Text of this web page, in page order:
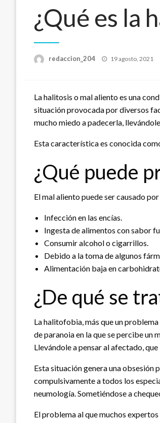
¿Qué es la
redaccion_204
Publicado
19 agosto, 2021
La halitosis o mal aliento es una
situación provocada por diversos
mucho miedo a padecerla,
Esta característica es conocida
¿Qué puede
El mal aliento puede ser causado
Infección en las encías.
Ingesta de alimentos con sabor
Consumir alcohol o cigarrillos.
Debido a la toma de algunos
Alimentación baja en
¿De qué se
La halitofobia, más que un
de paranoia en la que se percibe un
Llevándole a pensar al afectado,
Esta situación genera una obsesión
compulsivamente a todos los
neumología. Sometiéndose a
El problema al que muchos